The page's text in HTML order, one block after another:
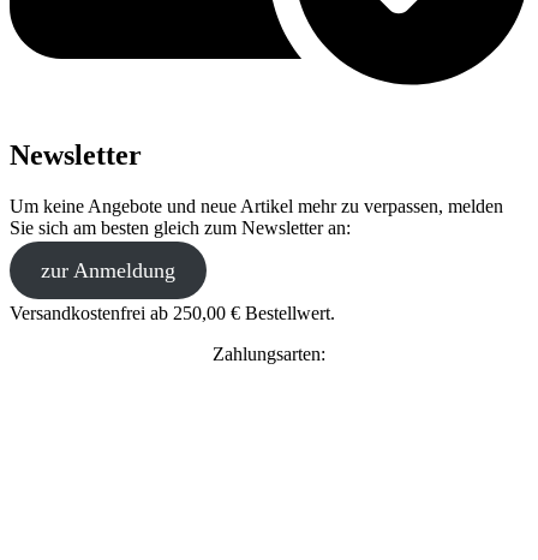
Newsletter
Um keine Angebote und neue Artikel mehr zu verpassen, melden
Sie sich am besten gleich zum Newsletter an:
zur Anmeldung
Versandkostenfrei ab 250,00 € Bestellwert.
Zahlungsarten: